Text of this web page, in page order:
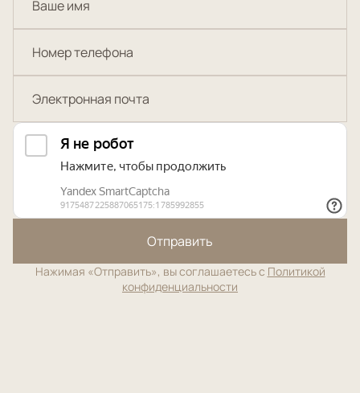
Отправить
Нажимая «Отправить», вы соглашаетесь с Политикой
конфиденциальности